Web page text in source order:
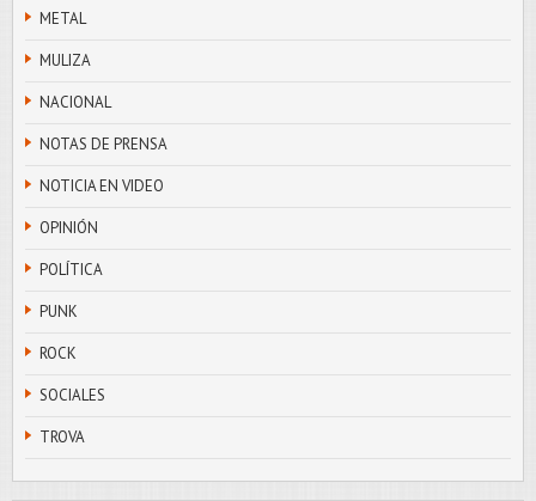
METAL
MULIZA
NACIONAL
NOTAS DE PRENSA
NOTICIA EN VIDEO
OPINIÓN
POLÍTICA
PUNK
ROCK
SOCIALES
TROVA